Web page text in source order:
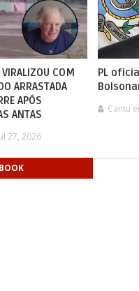
VIRALIZOU COM
ARRASTADA
APÓS
ANTAS
27, 2026
PL
Cantu